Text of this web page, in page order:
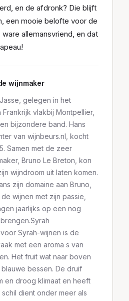
en de afdronk? Die blijft
een mooie belofte voor de
allemansvriend, en dat
wijnmaker
gelegen in het
vlakbij Montpellier,
bijzondere band. Hans
van wijnbeurs.nl, kocht
Samen met de zeer
Bruno Le Breton, kon
wijndroom uit laten komen.
zijn domaine aan Bruno,
wijnen met zijn passie,
jaarlijks op een nog
Syrah-wijnen is de
met een aroma s van
Het fruit wat naar boven
bessen. De druif
en droog klimaat en heeft
dient onder meer als